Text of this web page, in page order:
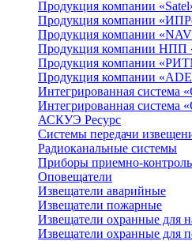
Продукция компании
Продукция компании
Продукция компании
Продукция компании НПП
Продукция компании
Продукция компании
Интегрированная система
Интегрированная
АСКУЭ Ресурс
Системы передачи
Радиоканальные системы
Приборы приемно-
Оповещатели
Извещатели аварийные
Извещатели пожарные
Извещатели охранные для
Извещатели охранные для